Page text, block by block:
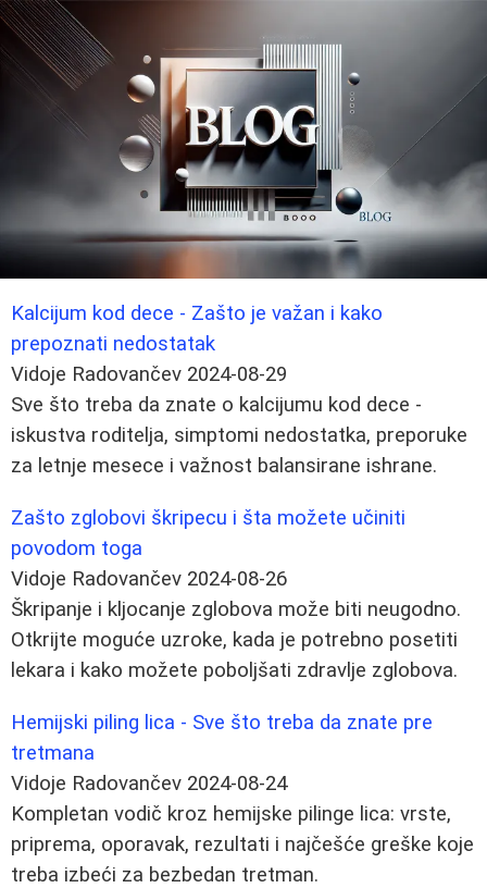
Kalcijum kod dece - Zašto je važan i kako
prepoznati nedostatak
Vidoje Radovančev 2024-08-29
Sve što treba da znate o kalcijumu kod dece -
iskustva roditelja, simptomi nedostatka, preporuke
za letnje mesece i važnost balansirane ishrane.
Zašto zglobovi škripecu i šta možete učiniti
povodom toga
Vidoje Radovančev 2024-08-26
Škripanje i kljocanje zglobova može biti neugodno.
Otkrijte moguće uzroke, kada je potrebno posetiti
lekara i kako možete poboljšati zdravlje zglobova.
Hemijski piling lica - Sve što treba da znate pre
tretmana
Vidoje Radovančev 2024-08-24
Kompletan vodič kroz hemijske pilinge lica: vrste,
priprema, oporavak, rezultati i najčešće greške koje
treba izbeći za bezbedan tretman.